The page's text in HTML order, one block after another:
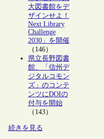
大図書館をデ
ザインせよ！
Next Library
Challenge
2030」を開催
（146）
県立長野図書
館、「信州デ
ジタルコモン
ズ」のコンテ
ンツにDOIの
付与を開始
（143）
続きを見る